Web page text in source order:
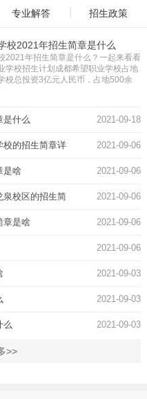
专业解答 招生政策
校2021年招生简章是什么
2021年招生简章是什么？一起来看看
学校招生计划成都希望职业学校占地
校总投资3亿元人民币，占地500余
是什么 2021-09-18
校的招生简章详 2021-09-06
是啥 2021-09-06
泉校区的招生简 2021-09-06
章是啥 2021-09-06
2021-09-06
2021-09-03
2021-09-03
么 2021-09-03
>>